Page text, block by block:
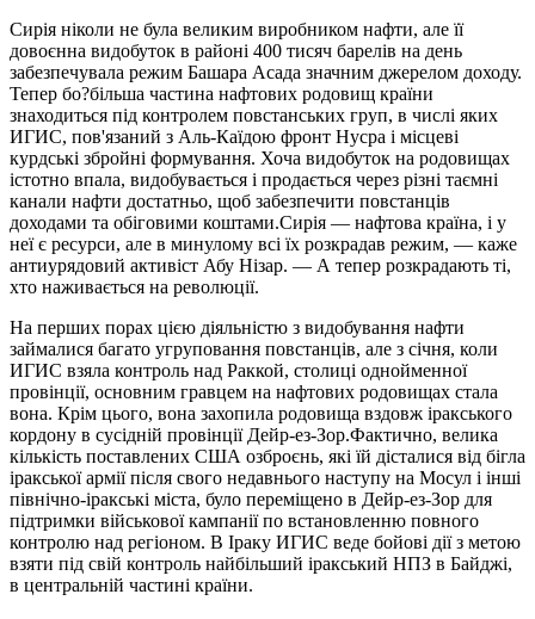
Сирія ніколи не була великим виробником нафти, але її
довоєнна видобуток в районі 400 тисяч барелів на день
забезпечувала режим Башара Асада значним джерелом доходу.
Тепер бо?більша частина нафтових родовищ країни
знаходиться під контролем повстанських груп, в числі яких
ИГИС, пов'язаний з Аль-Каїдою фронт Нусра і місцеві
курдські збройні формування. Хоча видобуток на родовищах
істотно впала, видобувається і продається через різні таємні
канали нафти достатньо, щоб забезпечити повстанців
доходами та обіговими коштами.Сирія — нафтова країна, і у
неї є ресурси, але в минулому всі їх розкрадав режим, — каже
антиурядовий активіст Абу Нізар. — А тепер розкрадають ті,
хто наживається на революції.
На перших порах цією діяльністю з видобування нафти
займалися багато угруповання повстанців, але з січня, коли
ИГИС взяла контроль над Раккой, столиці однойменної
провінції, основним гравцем на нафтових родовищах стала
вона. Крім цього, вона захопила родовища вздовж іракського
кордону в сусідній провінції Дейр-ез-Зор.Фактично, велика
кількість поставлених США озброєнь, які їй дісталися від бігла
іракської армії після свого недавнього наступу на Мосул і інші
північно-іракські міста, було переміщено в Дейр-ез-Зор для
підтримки військової кампанії по встановленню повного
контролю над регіоном. В Іраку ИГИС веде бойові дії з метою
взяти під свій контроль найбільший іракський НПЗ в Байджі,
в центральній частині країни.